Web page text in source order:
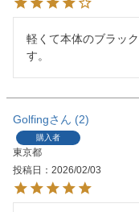
軽くて本体のブラッ
す。
Golfing 2
購入者
東京都
投稿日
2026/02/03